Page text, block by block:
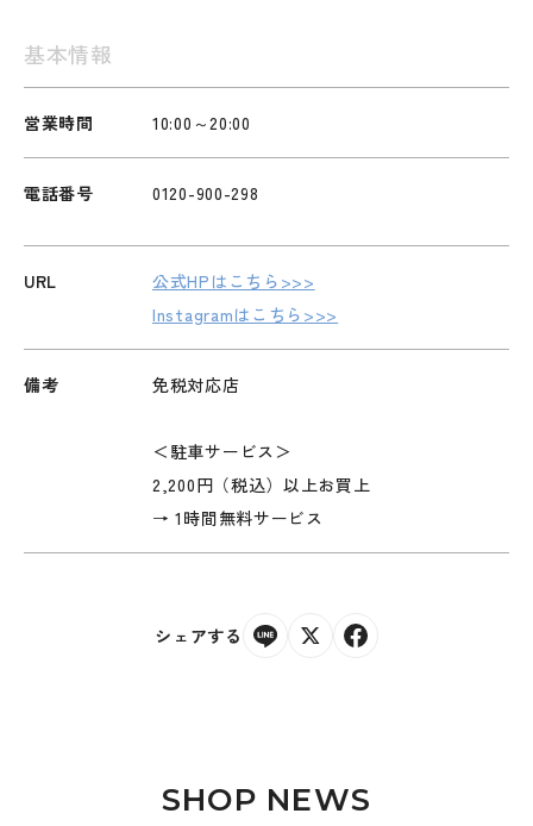
基本情報
営業時間 10:00～20:00
電話番号 0120-900-298
URL
公式HPはこちら>>>
Instagramはこちら>>>
備考 免税対応店
＜駐車サービス＞
2,200円（税込）以上お買上
→ 1時間無料サービス
シェアする
SHOP NEWS